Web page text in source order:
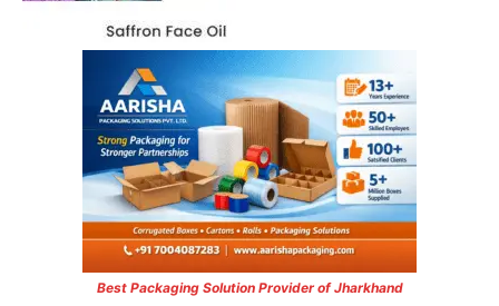
Best Packaging Solution Provider of Jharkhand